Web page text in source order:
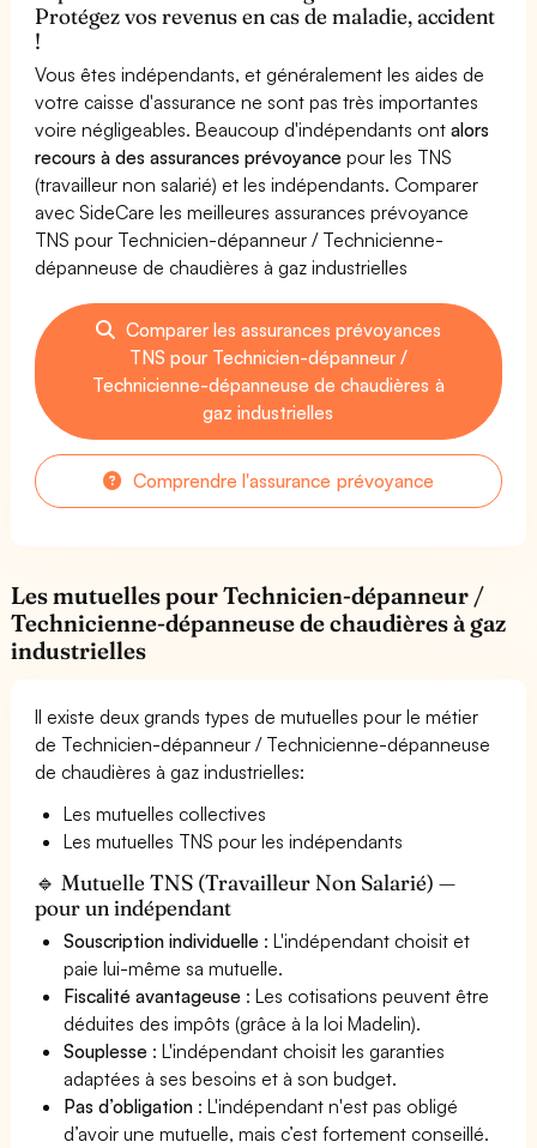
Protégez vos revenus en cas de maladie, accident
!
Vous êtes indépendants, et généralement les aides de
votre caisse d'assurance ne sont pas très importantes
voire négligeables. Beaucoup d'indépendants ontalors
recours à des assurances prévoyance pour les TNS
(travailleur non salarié) et les indépendants. Comparer
avec SideCare les meilleures assurances prévoyance
TNS pour Technicien-dépanneur / Technicienne-
dépanneuse de chaudières à gaz industrielles
Comparer les assurances prévoyances
TNS pour Technicien-dépanneur /
Technicienne-dépanneuse de chaudières à
gaz industrielles
Comprendre l'assurance prévoyance
Les mutuelles pour Technicien-dépanneur /
Technicienne-dépanneuse de chaudières à gaz
industrielles
Il existe deux grands types de mutuelles pour le métier
de Technicien-dépanneur / Technicienne-dépanneuse
de chaudières à gaz industrielles:
Les mutuelles collectives
Les mutuelles TNS pour les indépendants
🔹 Mutuelle TNS (Travailleur Non Salarié) —
pour un indépendant
Souscription individuelle : L'indépendant choisit et
paie lui-même sa mutuelle.
Fiscalité avantageuse : Les cotisations peuvent être
déduites des impôts (grâce à la loi Madelin).
Souplesse : L'indépendant choisit les garanties
adaptées à ses besoins et à son budget.
Pas d’obligation : L'indépendant n'est pas obligé
d’avoir une mutuelle, mais c’est fortement conseillé.